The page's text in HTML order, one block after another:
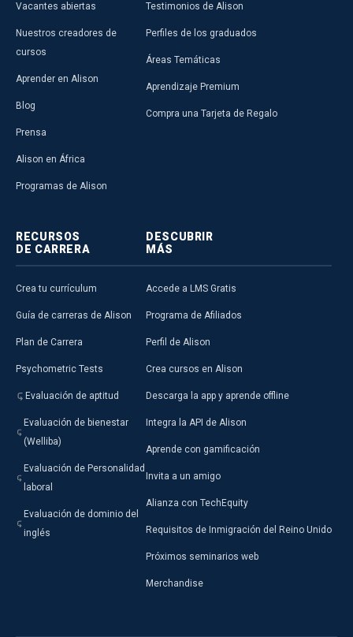
Vacantes abiertas
Nuestros creadores de
cursos
Aprender en Alison
Blog
Prensa
Alison en África
Programas de Alison
Testimonios de Alison
Perfiles de los graduados
Áreas Temáticas
Aprendizaje Premium
Compra una Tarjeta de Regalo
RECURSOS
DE CARRERA
Crea tu currículum
Guía de carreras de Alison
Plan de Carrera
Psychometric Tests
Evaluación de aptitud
Evaluación de bienestar
(Welliba)
Evaluación de Personalidad
laboral
Evaluación de dominio del
inglés
DESCUBRIR
MÁS
Accede a LMS Gratis
Programa de Afiliados
Perfil de Alison
Crea cursos en Alison
Descarga la app y aprende offline
Integra la API de Alison
Aprende con gamificación
Invita a un amigo
Alianza con TechEquity
Requisitos de Inmigración del Reino Unido
Próximos seminarios web
Merchandise